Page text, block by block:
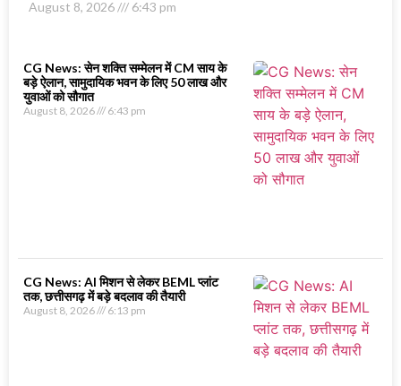
August 8, 2026 6:43 pm
CG News: सेन शक्ति सम्मेलन में CM साय के
बड़े ऐलान, सामुदायिक भवन के लिए 50 लाख और
युवाओं को सौगात
August 8, 2026 6:43 pm
CG News: AI मिशन से लेकर BEML प्लांट
तक, छत्तीसगढ़ में बड़े बदलाव की तैयारी
August 8, 2026 6:13 pm